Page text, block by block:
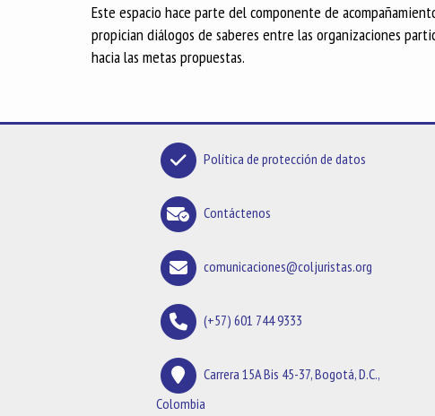
Este espacio hace parte del componente de
propician diálogos de saberes entre las organizaciones
hacia las metas propuestas.
Política de protección de datos
Contáctenos
comunicaciones@coljuristas.org
(+57) 601 744 9333
Carrera 15A Bis 45-37, Bogotá, D.C.,
Colombia